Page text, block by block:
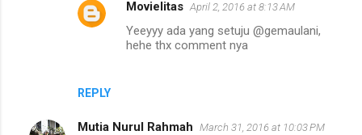
REPLY
Movielitas April 2, 2016 at 8:13 AM
Yeeyyy ada yang setuju @gemaulani,
hehe thx comment nya
Mutia Nurul Rahmah March 31, 2016 at 10:03 PM